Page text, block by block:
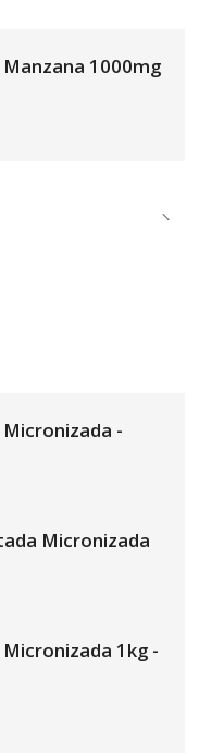
1000mg
-
Micronizada
1kg -